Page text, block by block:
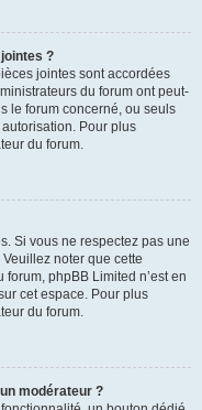
?
jointes sont accordées
du forum ont peut-
le forum concerné, ou seuls
Pour plus
du forum.
Si vous ne respectez pas une
noter que cette
phpBB Limited n’est en
cet espace. Pour plus
du forum.
modérateur ?